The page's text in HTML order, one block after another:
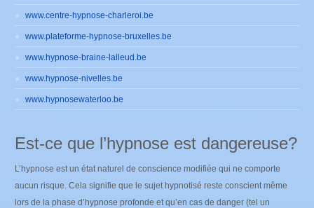
www.centre-hypnose-charleroi.be
www.plateforme-hypnose-bruxelles.be
www.hypnose-braine-lalleud.be
www.hypnose-nivelles.be
www.hypnosewaterloo.be
Est-ce que l’hypnose est dangereuse?
L’hypnose est un état naturel de conscience modifiée qui ne comporte
aucun risque. Cela signifie que le sujet hypnotisé reste conscient même
lors de la phase d’hypnose profonde et qu’en cas de danger (tel un